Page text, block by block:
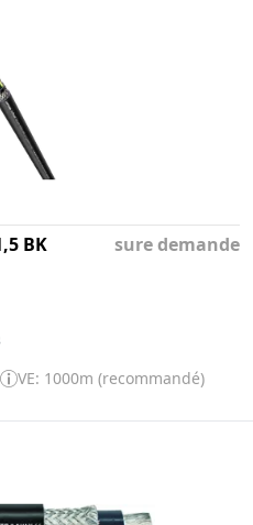
BK
sure demande
VE: 1000m (recommandé)